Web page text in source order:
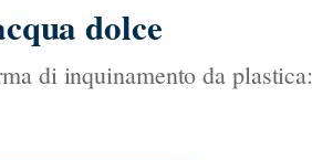
dolce
di inquinamento da plastica: